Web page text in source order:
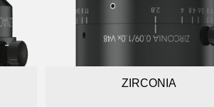
ZIRCONIA